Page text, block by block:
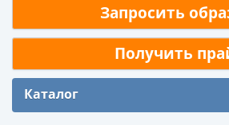
Запросить
Получить
Каталог